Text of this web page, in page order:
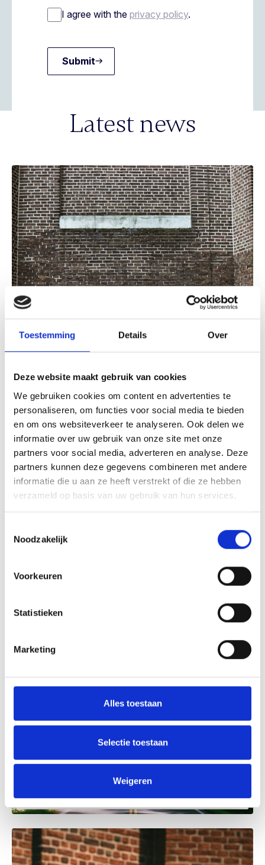
Toestemming Details Over
Deze website maakt gebruik van cookies
We gebruiken cookies om content en advertenties te
personaliseren, om functies voor social media te bieden
en om ons websiteverkeer te analyseren. Ook delen we
informatie over uw gebruik van onze site met onze
partners voor social media, adverteren en analyse. Deze
partners kunnen deze gegevens combineren met andere
informatie die u aan ze heeft verstrekt of die ze hebben
verzameld op basis van uw gebruik van hun services.
Noodzakelijk
Voorkeuren
Statistieken
Marketing
Alles toestaan
Selectie toestaan
Weigeren
I agree with the privacy policy.
Submit
Latest news
Eric Razenberg and BC Capital join forces in
new publishing group